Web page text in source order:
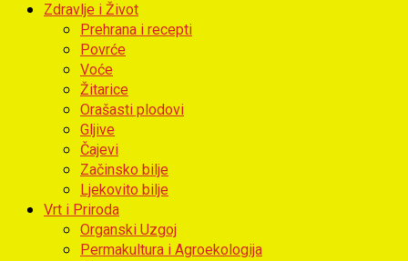
Zdravlje i Život
Prehrana i recepti
Povrće
Voće
Žitarice
Orašasti plodovi
Gljive
Čajevi
Začinsko bilje
Ljekovito bilje
Vrt i Priroda
Organski Uzgoj
Permakultura i Agroekologija